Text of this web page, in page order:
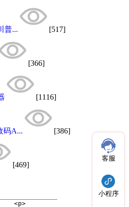
普... [517]
[366]
[1116]
码A... [386]
[469]
客服
小程序